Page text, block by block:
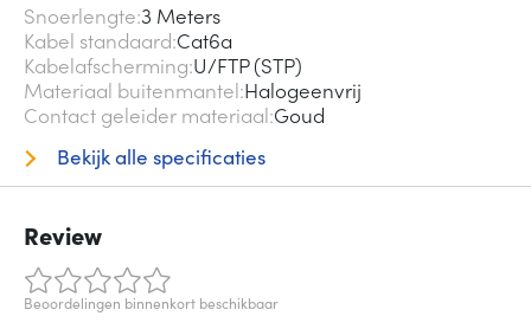
Snoerlengte 3 Meters
Kabel standaard Cat6a
Kabelafscherming U/FTP (STP)
Materiaal buitenmantel Halogeenvrij
Contact geleider materiaal Goud
Bekijk alle specificaties
Review
Beoordelingen binnenkort beschikbaar